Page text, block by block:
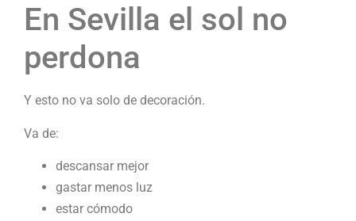
En Sevilla el sol no
perdona
Y esto no va solo de decoración.
Va de:
descansar mejor
gastar menos luz
estar cómodo